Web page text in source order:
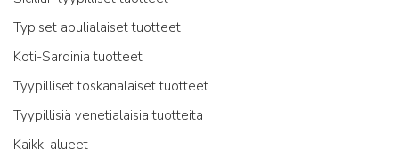
Typiset apulialaiset tuotteet
Koti-Sardinia tuotteet
Tyypilliset toskanalaiset tuotteet
Tyypillisiä venetialaisia tuotteita
Kaikki alueet